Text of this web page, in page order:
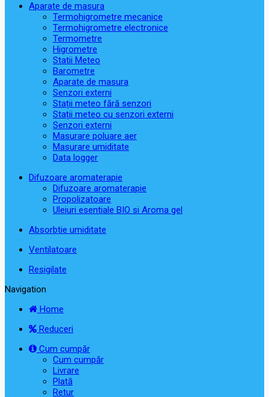
Aparate de masura
Termohigrometre mecanice
Termohigrometre electronice
Termometre
Higrometre
Statii Meteo
Barometre
Aparate de masura
Senzori externi
Stații meteo fără senzori
Stații meteo cu senzori externi
Senzori externi
Masurare poluare aer
Masurare umiditate
Data logger
Difuzoare aromaterapie
Difuzoare aromaterapie
Propolizatoare
Uleiuri esentiale BIO si Aroma gel
Absorbtie umiditate
Ventilatoare
Resigilate
Navigation
Home
Reduceri
Cum cumpăr
Cum cumpăr
Livrare
Plată
Retur